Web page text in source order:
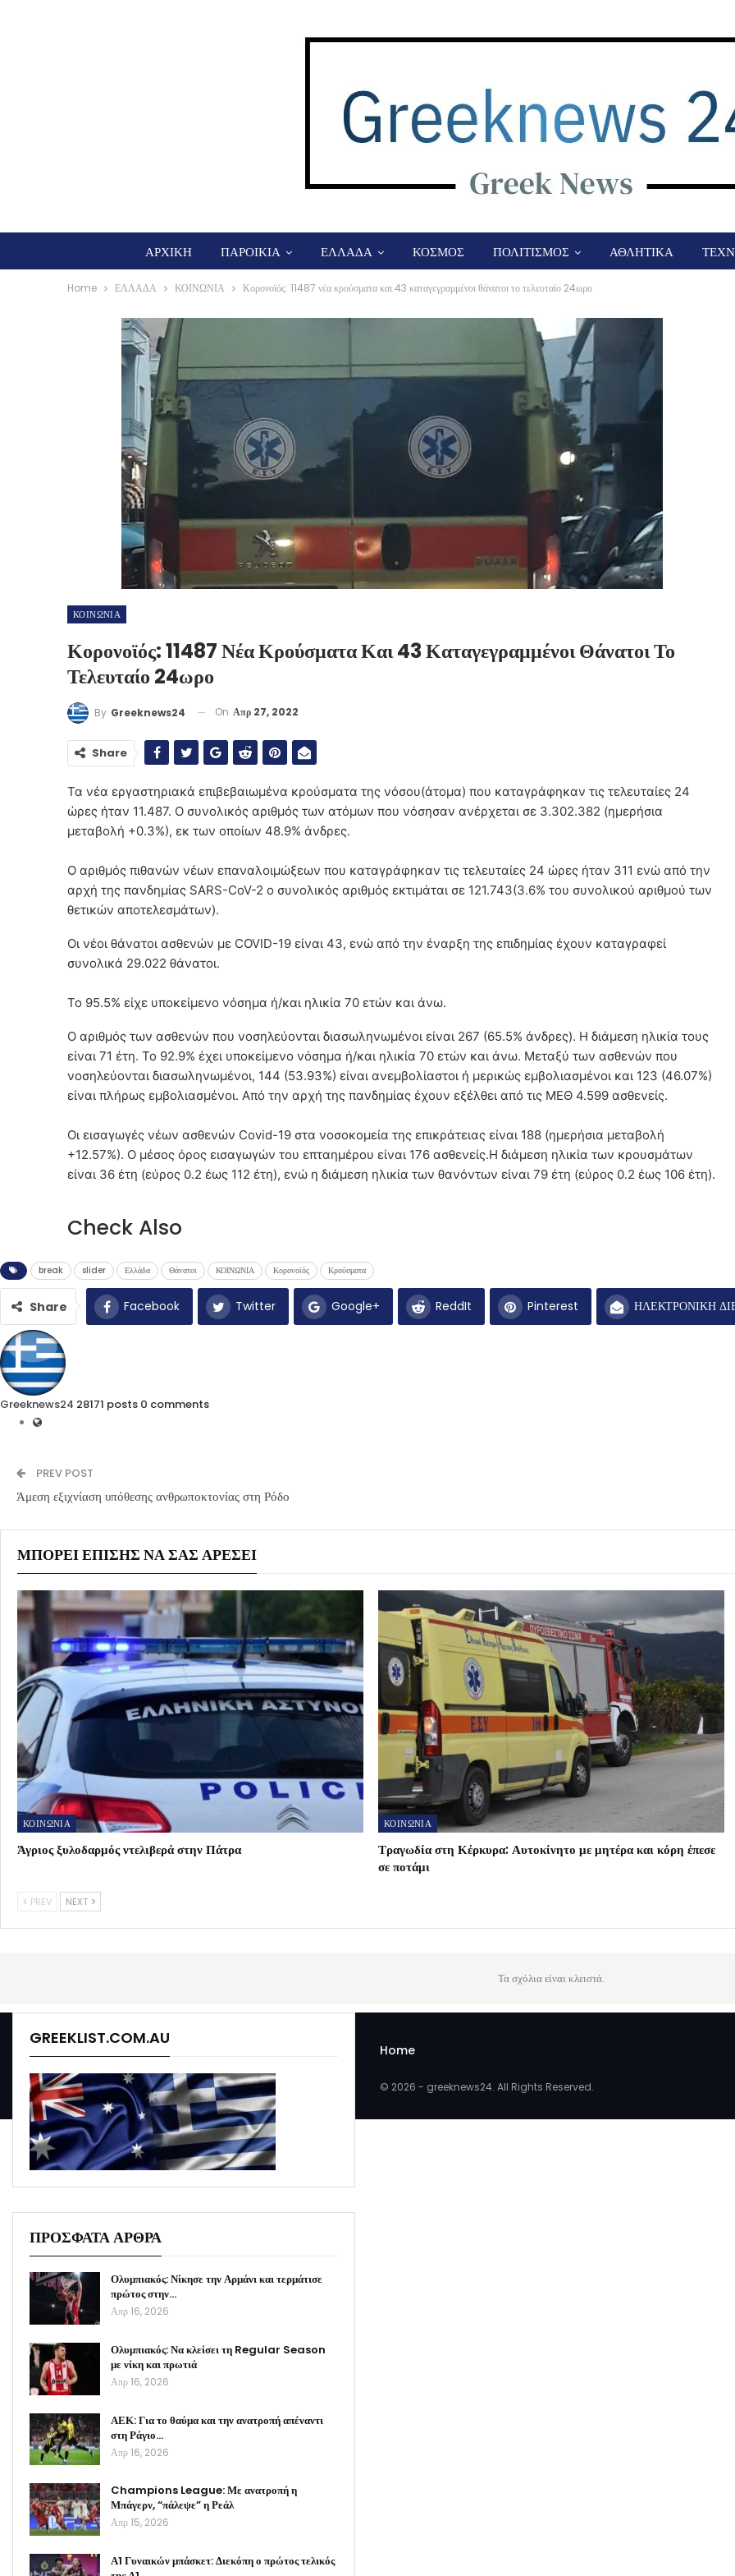
ΑΡΧΙΚΗ ΠΑΡΟΙΚΙΑ ΕΛΛΑΔΑ ΚΟΣΜΟΣ ΠΟΛΙΤΙΣΜΟΣ ΑΘΛΗΤΙΚΑ
Home ΕΛΛΑΔΑ ΚΟΙΝΩΝΙΑ Κορονοϊός: 11487 νέα κρούσματα και 43 καταγεγραμμένοι θάνατοι το τελευταίο 24ωρο
ΚΟΙΝΩΝΙΑ
Κορονοϊός: 11487 Νέα Κρούσματα Και 43 Καταγεγραμμένοι Θάνατοι Το
Τελευταίο 24ωρο
By Greeknews24 On Απρ 27, 2022
Share
Τα νέα εργαστηριακά επιβεβαιωμένα κρούσματα της νόσου(άτομα) που καταγράφηκαν τις τελευταίες 24
ώρες ήταν 11.487. Ο συνολικός αριθμός των ατόμων που νόσησαν ανέρχεται σε 3.302.382 (ημερήσια
μεταβολή +0.3%), εκ των οποίων 48.9% άνδρες.
Ο αριθμός πιθανών νέων επαναλοιμώξεων που καταγράφηκαν τις τελευταίες 24 ώρες ήταν 311 ενώ από την
αρχή της πανδημίας SARS-CoV-2 ο συνολικός αριθμός εκτιμάται σε 121.743(3.6% του συνολικού αριθμού των
θετικών αποτελεσμάτων).
Οι νέοι θάνατοι ασθενών με COVID-19 είναι 43, ενώ από την έναρξη της επιδημίας έχουν καταγραφεί
συνολικά 29.022 θάνατοι.
Το 95.5% είχε υποκείμενο νόσημα ή/και ηλικία 70 ετών και άνω.
Ο αριθμός των ασθενών που νοσηλεύονται διασωληνωμένοι είναι 267 (65.5% άνδρες). Η διάμεση ηλικία τους
είναι 71 έτη. To 92.9% έχει υποκείμενο νόσημα ή/και ηλικία 70 ετών και άνω. Μεταξύ των ασθενών που
νοσηλεύονται διασωληνωμένοι, 144 (53.93%) είναι ανεμβολίαστοι ή μερικώς εμβολιασμένοι και 123 (46.07%)
είναι πλήρως εμβολιασμένοι. Από την αρχή της πανδημίας έχουν εξέλθει από τις ΜΕΘ 4.599 ασθενείς.
Οι εισαγωγές νέων ασθενών Covid-19 στα νοσοκομεία της επικράτειας είναι 188 (ημερήσια μεταβολή
+12.57%). Ο μέσος όρος εισαγωγών του επταημέρου είναι 176 ασθενείς.Η διάμεση ηλικία των κρουσμάτων
είναι 36 έτη (εύρος 0.2 έως 112 έτη), ενώ η διάμεση ηλικία των θανόντων είναι 79 έτη (εύρος 0.2 έως 106 έτη).
Check Also
break slider Ελλάδα Θάνατοι ΚΟΙΝΩΝΙΑ Κορονοϊός Κρούσματα
Share Facebook Twitter Google+ ReddIt Pinterest ΗΛΕΚΤΡΟΝΙΚΗ
Greeknews24 28171 posts 0 comments
PREV POST
Άμεση εξιχνίαση υπόθεσης ανθρωποκτονίας στη Ρόδο
ΜΠΟΡΕΊ ΕΠΊΣΗΣ ΝΑ ΣΑΣ ΑΡΈΣΕΙ
ΚΟΙΝΩΝΙΑ
Άγριος ξυλοδαρμός ντελιβερά στην Πάτρα
ΚΟΙΝΩΝΙΑ
Τραγωδία στη Κέρκυρα: Αυτοκίνητο με μητέρα και κόρη έπεσε
σε ποτάμι
PREV NEXT
Τα σχόλια είναι κλειστά.
GREEKLIST.COM.AU
ΠΡΟΣΦΑΤΑ ΑΡΘΡΑ
Ολυμπιακός: Νίκησε την Αρμάνι και τερμάτισε
πρώτος στην…
Απρ 16, 2026
Ολυμπιακός: Να κλείσει τη Regular Season
με νίκη και πρωτιά
Απρ 16, 2026
ΑΕΚ: Για το θαύμα και την ανατροπή απέναντι
στη Ράγιο…
Απρ 16, 2026
Champions League: Με ανατροπή η
Μπάγερν, “πάλεψε” η Ρεάλ
Απρ 15, 2026
Α1 Γυναικών μπάσκετ: Διεκόπη ο πρώτος τελικός
Home
© 2026 - greeknews24. All Rights Reserved.